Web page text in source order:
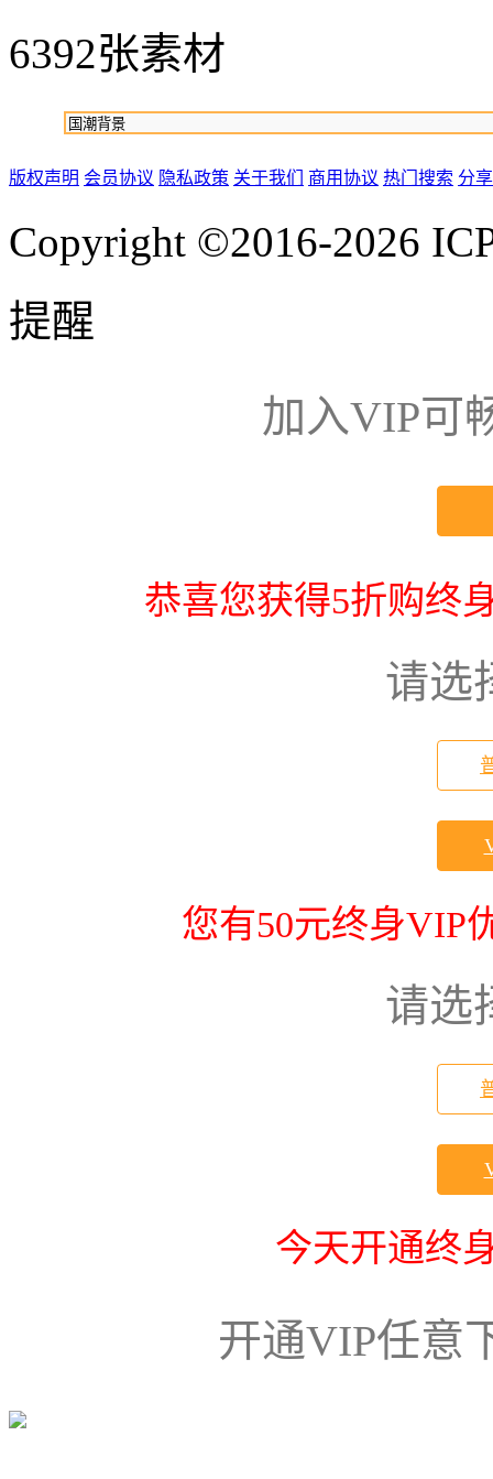
6392张素材
版权声明 会员协议 隐私政策 关于我们 商用协议 热门搜索 分
Copyright ©2016-2026
提醒
加入VIP可
恭喜您获得5折购终
请选
您有50元终身VIP
请选
今天开通终
开通VIP任意